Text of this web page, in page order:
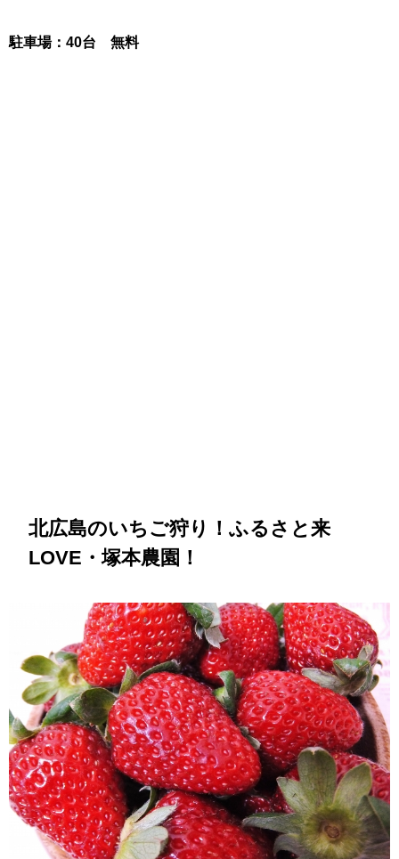
駐車場：40台 無料
北広島のいちご狩り！ふるさと来
LOVE・塚本農園！